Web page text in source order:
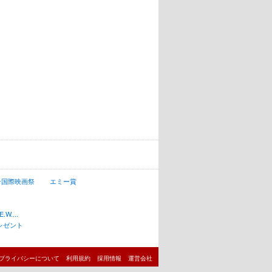
際映画祭
エミー賞
ゼント
プライバシーについて 利用規約 採用情報 運営会社